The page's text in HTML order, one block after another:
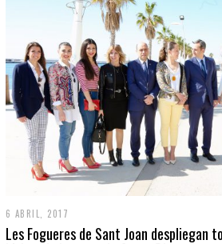
6 ABRIL, 2017
Les Fogueres de Sant Joan despliegan